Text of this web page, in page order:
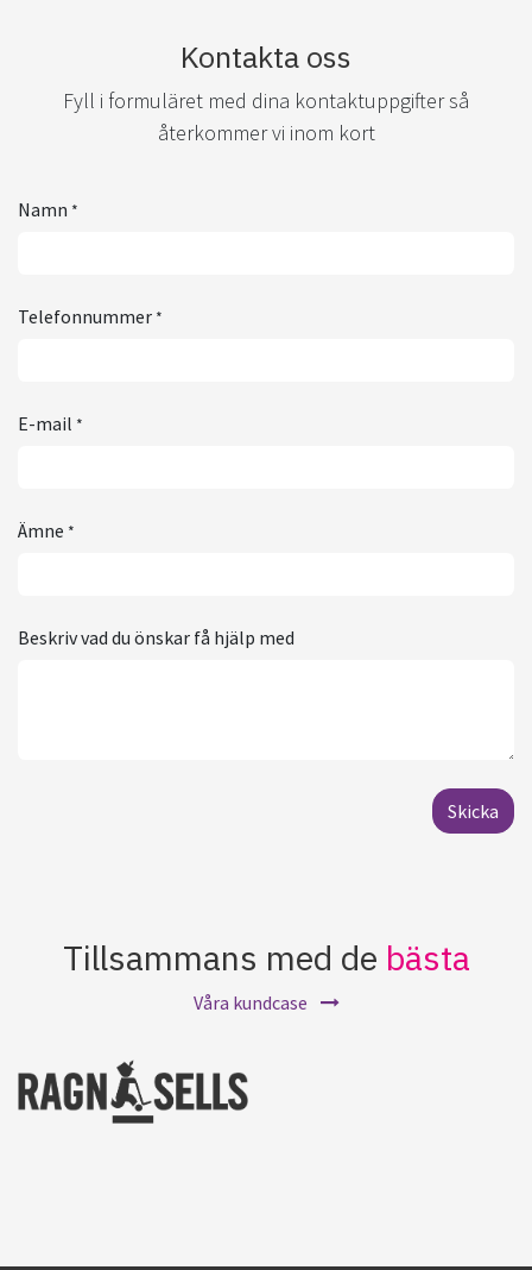
Kontakta oss
Fyll i formuläret med dina kontaktuppgifter så
återkommer vi inom kort
Namn *
Telefonnummer *
E-mail *
Ämne *
Beskriv vad du önskar få hjälp med
Skicka
Tillsammans med de bästa
Våra kundcase